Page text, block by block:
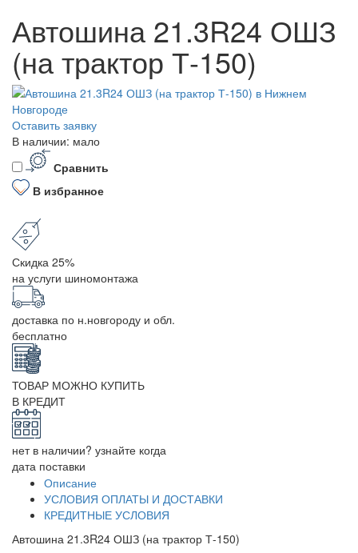
Автошина 21.3R24 ОШЗ
(на трактор Т-150)
Оставить заявку
В наличии: мало
Сравнить
В избранное
Скидка 25%
на услуги шиномонтажа
доставка по н.новгороду и обл.
бесплатно
ТОВАР МОЖНО КУПИТЬ
В КРЕДИТ
нет в наличии? узнайте когда
дата поставки
Описание
УСЛОВИЯ ОПЛАТЫ И ДОСТАВКИ
КРЕДИТНЫЕ УСЛОВИЯ
Автошина 21.3R24 ОШЗ (на трактор Т-150)